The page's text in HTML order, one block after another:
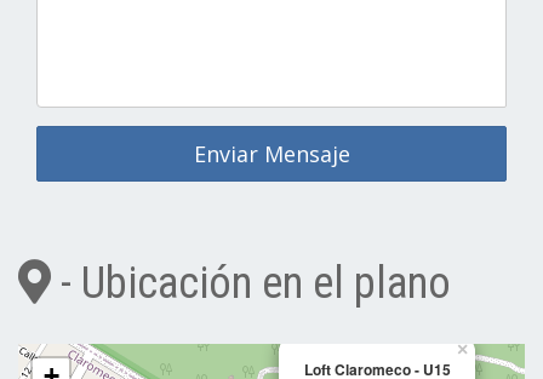
Enviar Mensaje
- Ubicación en el plano
Loft Claromeco - U15
×